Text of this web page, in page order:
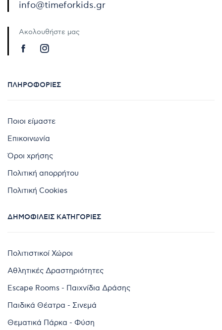
info@timeforkids.gr
Ακολουθήστε μας
ΠΛΗΡΟΦΟΡΊΕΣ
Ποιοι είμαστε
Επικοινωνία
Όροι χρήσης
Πολιτική απορρήτου
Πολιτική Cookies
ΔΗΜΟΦΙΛΕΊΣ ΚΑΤΗΓΟΡΊΕΣ
Πολιτιστικοί Χώροι
Αθλητικές Δραστηριότητες
Escape Rooms - Παιχνίδια Δράσης
Παιδικά Θέατρα - Σινεμά
Θεματικά Πάρκα - Φύση